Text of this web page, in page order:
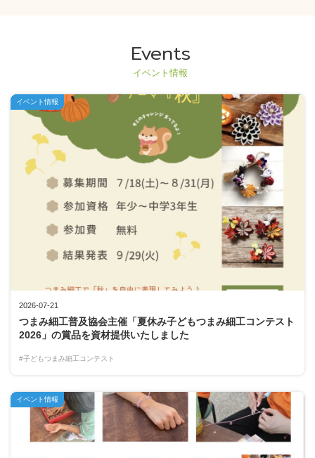
Events
イベント情報
2026-07-21
つまみ細工普及協会主催「夏休み子どもつまみ細工コンテスト
2026」の賞品を資材提供いたしました
#子どもつまみ細工コンテスト
イベント情報
イベント情報